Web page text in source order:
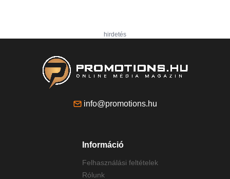
hirdetés
info@promotions.hu
Információ
Felhasználási feltételek
Rólunk